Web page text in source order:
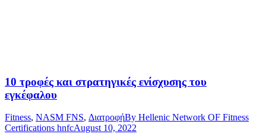
10 τροφές και στρατηγικές ενίσχυσης του
εγκέφαλου
Fitness, NASM FNS, ΔιατροφήBy Hellenic Network OF Fitness
Certifications hnfcAugust 10, 2022